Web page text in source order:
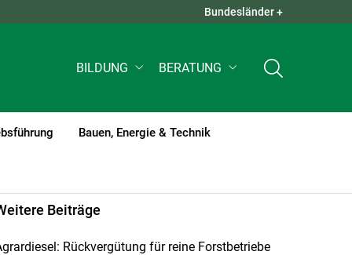
QUICK LINKS +
Bundesländer +
BILDUNG BERATUNG
Bauen, Energie & Technik
Beiträge
Rückvergütung für reine Forstbetriebe